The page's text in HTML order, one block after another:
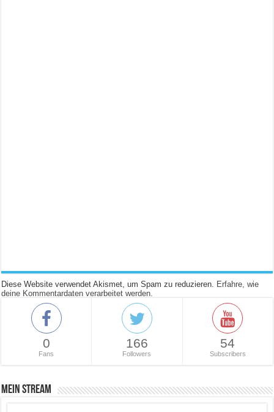
Diese Website verwendet Akismet, um Spam zu reduzieren. Erfahre, wie
deine Kommentardaten verarbeitet werden.
0
Fans
166
Followers
54
Subscribers
Mein Stream